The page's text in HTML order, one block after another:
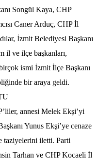
Songül Kaya, CHP
Caner Arduç, CHP İl
İzmit Belediyesi Başkanı
il ve ilçe başkanları,
ismi İzmit İlçe Başkanı
bir araya geldi.
annesi Melek Ekşi’yi
Yunus Ekşi’ye cenaze
taziyelerini iletti. Parti
Tarhan ve CHP Kocaeli İl